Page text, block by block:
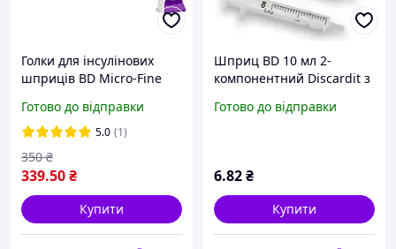
Голки для інсулінових
шприців BD Micro-Fine
100 штук
Готово до відправки
5.0 (1)
339.50₴
350 ₴
Купити
Шприц BD 10 мл 2-
компонентний Discardit з
мм), конус Луер
Готово до відправки
6.82₴
Купити